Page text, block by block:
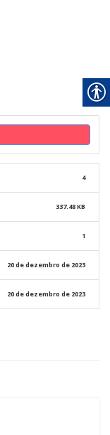
4
337.48 KB
1
20 de dezembro de 2023
20 de dezembro de 2023